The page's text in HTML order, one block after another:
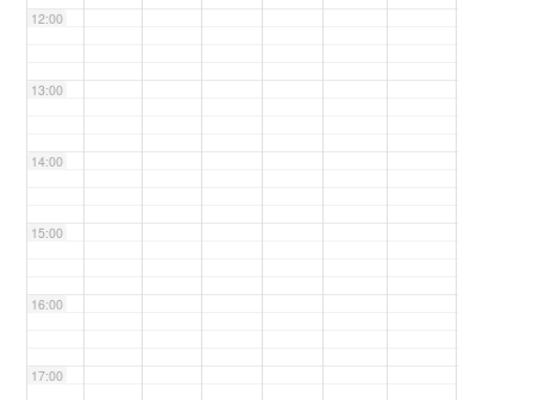
12:00
13:00
14:00
15:00
16:00
17:00